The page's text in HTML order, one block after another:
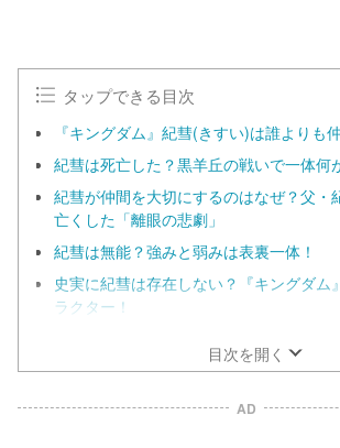
タップできる目次
『キングダム』紀彗(きすい)は誰よりも
紀彗は死亡した？黒羊丘の戦いで一体何
紀彗が仲間を大切にするのはなぜ？父・
亡くした 「離眼の悲劇」
紀彗は無能？強みと弱みは表裏一体！
史実に紀彗は存在しない？『キングダム
ラクター！
目次を開く
AD